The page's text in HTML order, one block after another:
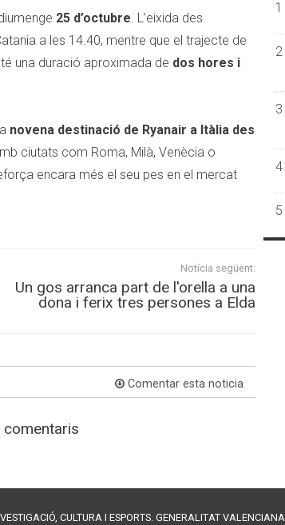
25 d’octubre. L’eixida des
a les 14.40, mentre que el trajecte de
una duració aproximada de dos hores i
novena destinació de Ryanair a Itàlia des
ciutats com Roma, Milà, Venècia o
encara més el seu pes en el mercat
Notícia següent:
Un gos arranca part de l'orella a una
dona i ferix tres persones a Elda
Comentar esta noticia
comentaris
1
2
3
4
5
CULTURA I ESPORTS. GENERALITAT VALENCIANA.